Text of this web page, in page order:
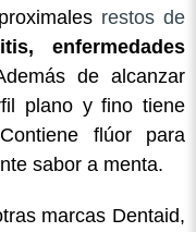
restos de
enfermedades
de alcanzar
plano y fino tiene
flúor para
sabor a menta.
marcas Dentaid,